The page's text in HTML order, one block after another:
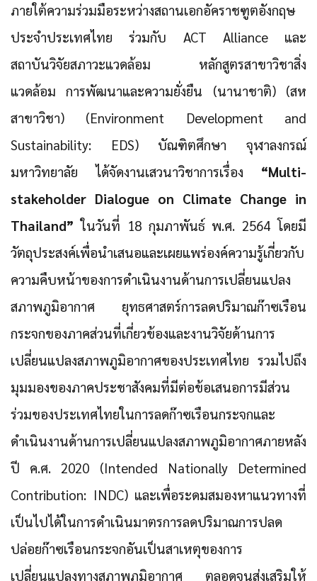
ภายใต้ความร่วมมือระหว่างสถานเอกอัคราชฑูตอังกฤษ
ประจำประเทศไทย ร่วมกับ ACT Alliance และ
สถาบันวิจัยสภาวะแวดล้อม หลักสูตรสาขาวิชาสิ่ง
แวดล้อม การพัฒนาและความยั่งยืน (นานาชาติ) (สห
สาขาวิชา) (Environment Development and
Sustainability: EDS) บัณฑิตศึกษา จุฬาลงกรณ์
มหาวิทยาลัย ได้จัดงานเสวนาวิชาการเรื่อง “Multi-
stakeholder Dialogue on Climate Change in
Thailand” ในวันที่ 18 กุมภาพันธ์ พ.ศ. 2564 โดยมี
วัตถุประสงค์เพื่อนำเสนอและเผยแพร่องค์ความรู้เกี่ยวกับ
ความคืบหน้าของการดำเนินงานด้านการเปลี่ยนแปลง
สภาพภูมิอากาศ ยุทธศาสตร์การลดปริมาณก๊าซเรือน
กระจกของภาคส่วนที่เกี่ยวข้องและงานวิจัยด้านการ
เปลี่ยนแปลงสภาพภูมิอากาศของประเทศไทย รวมไปถึง
มุมมองของภาคประชาสังคมที่มีต่อข้อเสนอการมีส่วน
ร่วมของประเทศไทยในการลดก๊าซเรือนกระจกและ
ดำเนินงานด้านการเปลี่ยนแปลงสภาพภูมิอากาศภายหลัง
ปี ค.ศ. 2020 (Intended Nationally Determined
Contribution: INDC)และเพื่อระดมสมองหาแนวทางที่
เป็นไปได้ในการดำเนินมาตรการลดปริมาณการปลด
ปล่อยก๊าซเรือนกระจกอันเป็นสาเหตุของการ
เปลี่ยนแปลงทางสภาพภูมิอากาศ ตลอดจนส่งเสริมให้